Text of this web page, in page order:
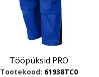
Tööpüksid PRO
Tootekood: 61938TC0